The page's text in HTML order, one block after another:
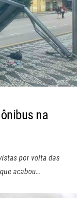
na
por volta das
acabou…